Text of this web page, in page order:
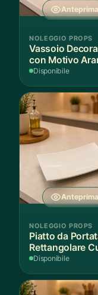
Anteprima
NOLEGGIO PROPS
Vassoio
con Motivo
Foglie
Disponibile
Anteprima
NOLEGGIO PROPS
Piatto da
Rettangolare
Bianco
Disponibile